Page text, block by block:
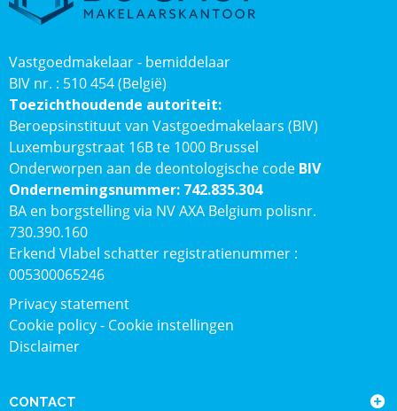
Vastgoedmakelaar - bemiddelaar
BIV nr. : 510 454 (België)
Toezichthoudende autoriteit:
Beroepsinstituut van Vastgoedmakelaars (BIV)
Luxemburgstraat 16B te 1000 Brussel
Onderworpen aan de deontologische code BIV
Ondernemingsnummer: 742.835.304
BA en borgstelling via NV AXA Belgium polisnr.
730.390.160
Erkend Vlabel schatter registratienummer :
005300065246
Privacy statement
Cookie policy- Cookie instellingen
Disclaimer
CONTACT